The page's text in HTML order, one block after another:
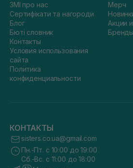
ЗМІ про нас
Сертифікати та нагороди
Блог
Бюті словник
Контакты
Условия использования
сайта
Политика
конфиденциальности
Мерч
Акции
Бренды
КОНТАКТЫ
sisters.co.ua@gmail.com
Пн.-Пт. с 10:00 до 19:00
Сб.-Вс. с 11:00 до 18:00